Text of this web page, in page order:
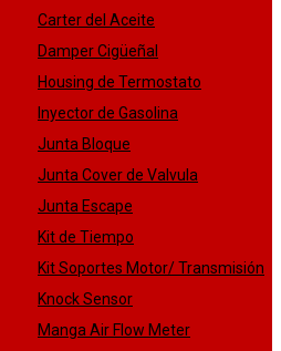
Carter del Aceite
Damper Cigüeñal
Housing de Termostato
Inyector de Gasolina
Junta Bloque
Junta Cover de Valvula
Junta Escape
Kit de Tiempo
Kit Soportes Motor/ Transmisión
Knock Sensor
Manga Air Flow Meter